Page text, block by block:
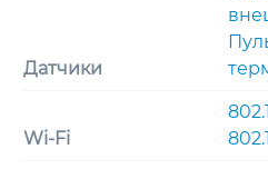
Датчики
Wi-Fi